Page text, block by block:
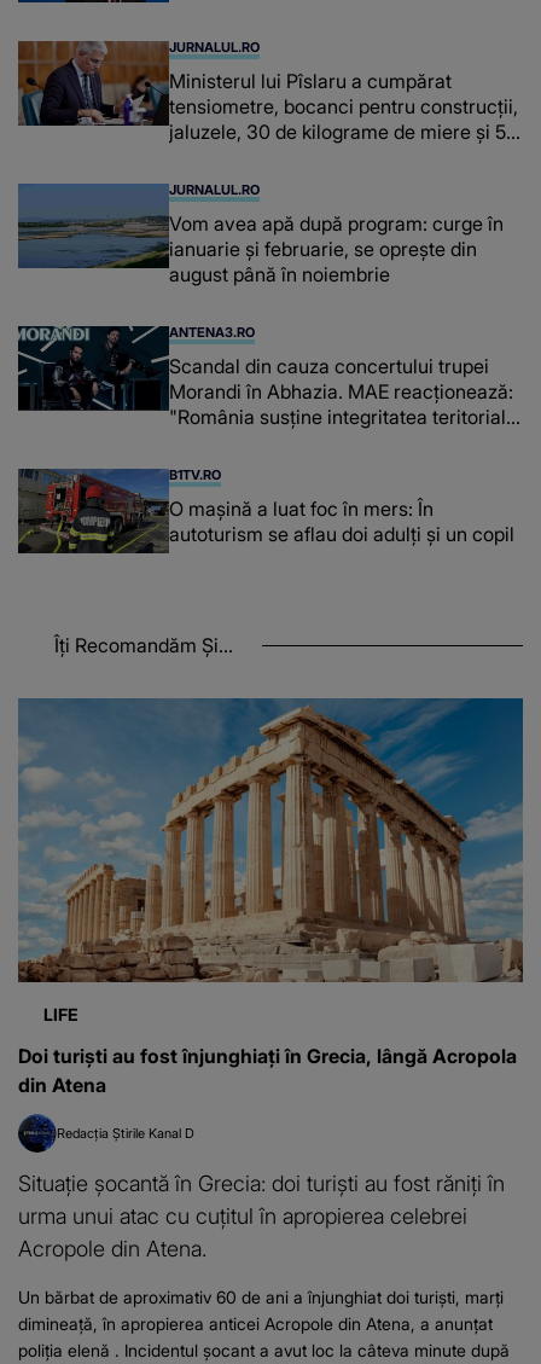
JURNALUL.RO
Ministerul lui Pîslaru a cumpărat
tensiometre, bocanci pentru construcții,
jaluzele, 30 de kilograme de miere și 50
JURNALUL.RO
Vom avea apă după program: curge în
ianuarie și februarie, se oprește din
august până în noiembrie
ANTENA3.RO
Scandal din cauza concertului trupei
Morandi în Abhazia. MAE reacționează:
"România susține integritatea teritorială
B1TV.RO
O maşină a luat foc în mers: În
autoturism se aflau doi adulți și un copil
Îți Recomandăm Și...
LIFE
Doi turiști au fost înjunghiați în Grecia, lângă Acropola
din Atena
Redacția Știrile Kanal D
Situație șocantă în Grecia: doi turiști au fost răniți în
urma unui atac cu cuțitul în apropierea celebrei
Acropole din Atena.
Un bărbat de aproximativ 60 de ani a înjunghiat doi turiști, marți
dimineață, în apropierea anticei Acropole din Atena, a anunțat
poliția elenă . Incidentul șocant a avut loc la câteva minute după